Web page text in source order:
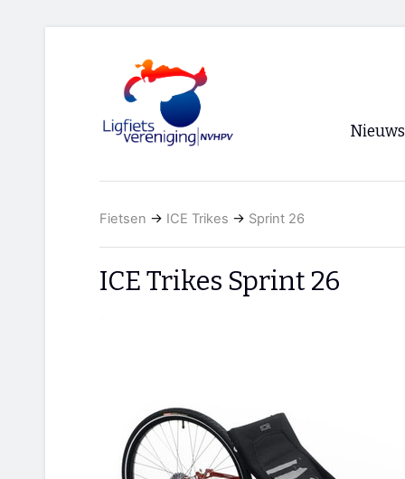
Nieuws
Fietsen → ICE Trikes → Sprint 26
ICE Trikes Sprint 26